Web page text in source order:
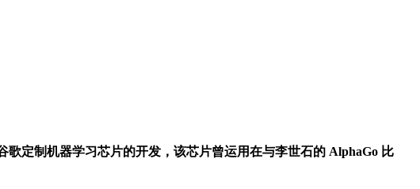
定制机器学习芯片的开发，该芯片曾运用在与李世石的 AlphaGo 比